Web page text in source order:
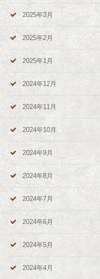
2025年3月
2025年2月
2025年1月
2024年12月
2024年11月
2024年10月
2024年9月
2024年8月
2024年7月
2024年6月
2024年5月
2024年4月